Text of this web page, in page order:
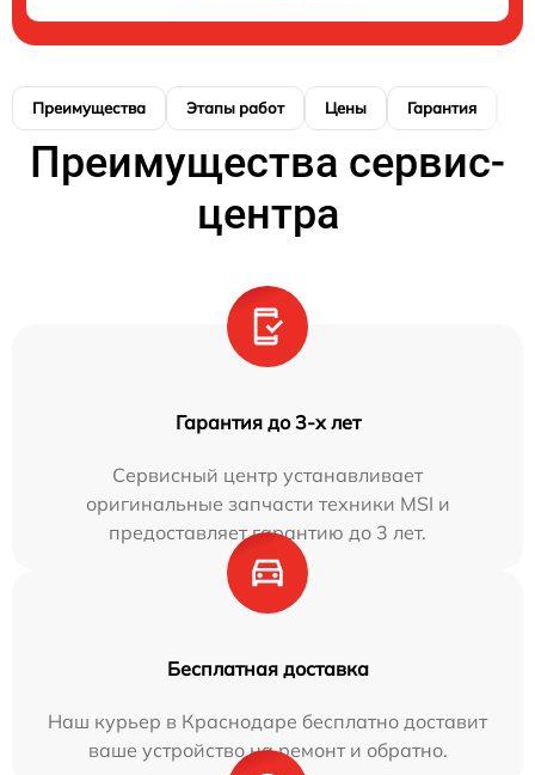
Преимущества Этапы работ Цены Гарантия
Преимущества сервис-
центра
Гарантия до 3-х лет
Сервисный центр устанавливает
оригинальные запчасти техники MSI и
предоставляет гарантию до 3 лет.
Бесплатная доставка
Наш курьер в Краснодаре бесплатно доставит
ваше устройство на ремонт и обратно.